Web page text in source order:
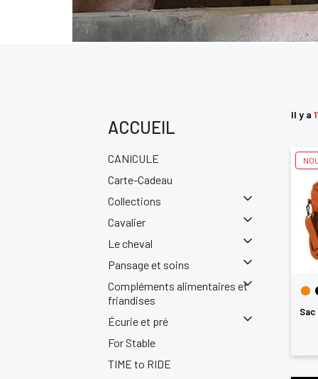
ACCUEIL
CANICULE
Carte-Cadeau
Collections
Cavalier
Le cheval
Pansage et soins
Compléments alimentaires et
friandises
Écurie et pré
For Stable
TIME to RIDE
Il y a